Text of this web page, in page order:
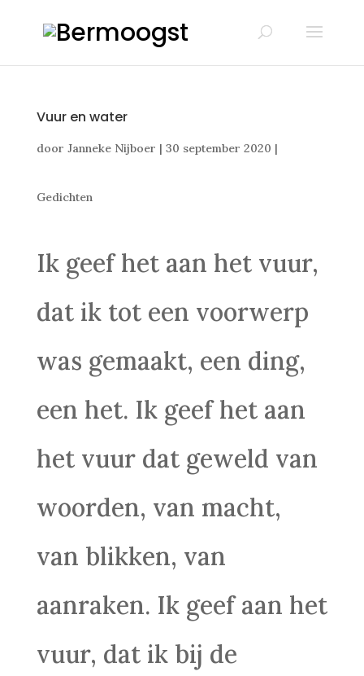
Vuur en water
door Janneke Nijboer | 30 september 2020 |
Gedichten
Ik geef het aan het vuur,
dat ik tot een voorwerp
was gemaakt, een ding,
een het. Ik geef het aan
het vuur dat geweld van
woorden, van macht,
van blikken, van
aanraken. Ik geef aan het
vuur, dat ik bij de